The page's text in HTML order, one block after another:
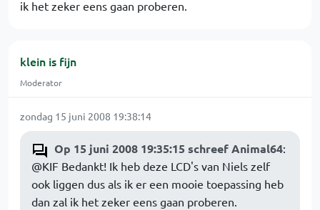
ik het zeker eens gaan proberen.
klein is fijn
Moderator
zondag 15 juni 2008 19:38:14
Op 15 juni 2008 19:35:15 schreef Animal64:
@KIF Bedankt! Ik heb deze LCD's van Niels zelf
ook liggen dus als ik er een mooie toepassing heb
dan zal ik het zeker eens gaan proberen.